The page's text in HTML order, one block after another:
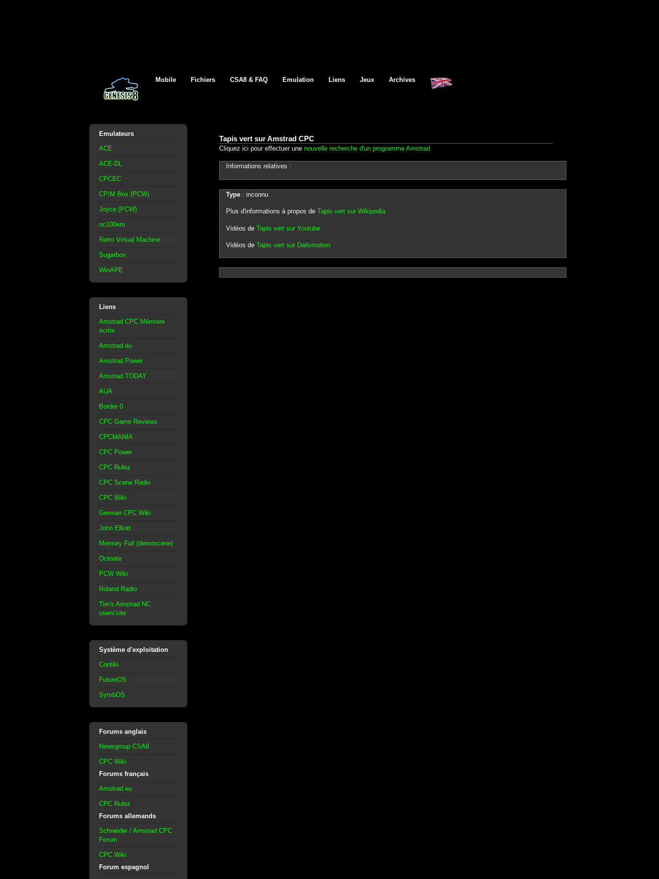
Mobile Fichiers CSA8 & FAQ Emulation Liens Jeux Archives
Emulateurs
ACE
ACE-DL
CPCEC
CP/M Box (PCW)
Joyce (PCW)
nc100em
Retro Virtual Machine
Sugarbox
WinAPE
Liens
Amstrad CPC Mémoire
écrite
Amstrad.eu
Amstrad Power
Amstrad TODAY
AUA
Border 0
CPC Game Reviews
CPCMANIA
CPC Power
CPC Rulez
CPC Scene Radio
CPC Wiki
German CPC Wiki
John Elliott
Memory Full (demoscene)
Octoate
PCW Wiki
Roland Radio
Tim's Amstrad NC
users'site
Système d'exploitation
Contiki
FutureOS
SymbOS
Forums anglais
Newsgroup CSA8
CPC Wiki
Forums français
Amstrad.eu
CPC Rulez
Forums allemands
Schneider / Amstrad CPC
Forum
CPC Wiki
Forum espagnol
Tapis vert sur Amstrad CPC
Cliquez ici pour effectuer une nouvelle recherche d'un programme Amstrad
Informations relatives :
Type: inconnu
Plus d'informations à propos de Tapis vert sur Wikipedia
Vidéos de Tapis vert sur Youtube
Vidéos de Tapis vert sur Dailymotion